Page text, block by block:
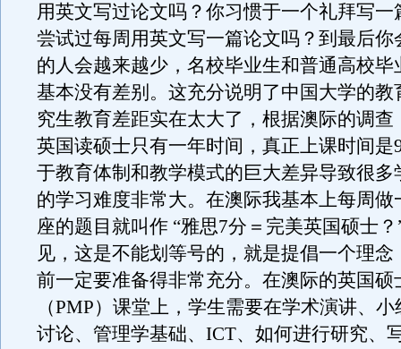
用英文写过论文吗？你习惯于一个礼拜写一
尝试过每周用英文写一篇论文吗？到最后你
的人会越来越少，名校毕业生和普通高校毕
基本没有差别。这充分说明了中国大学的教
究生教育差距实在太大了，根据澳际的调查
英国读硕士只有一年时间，真正上课时间是
于教育体制和教学模式的巨大差异导致很多
的学习难度非常大。在澳际我基本上每周做
座的题目就叫作 “雅思7分＝完美英国硕士
见，这是不能划等号的，就是提倡一个理念
前一定要准备得非常充分。在澳际的英国硕
（PMP）课堂上，学生需要在学术演讲、
讨论、管理学基础、ICT、如何进行研究、